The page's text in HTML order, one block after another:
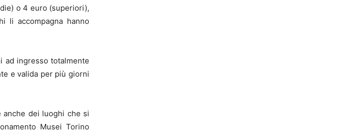
o 4 euro (superiori),
li accompagna hanno
ad ingresso totalmente
e valida per più giorni
anche dei luoghi che si
Musei Torino